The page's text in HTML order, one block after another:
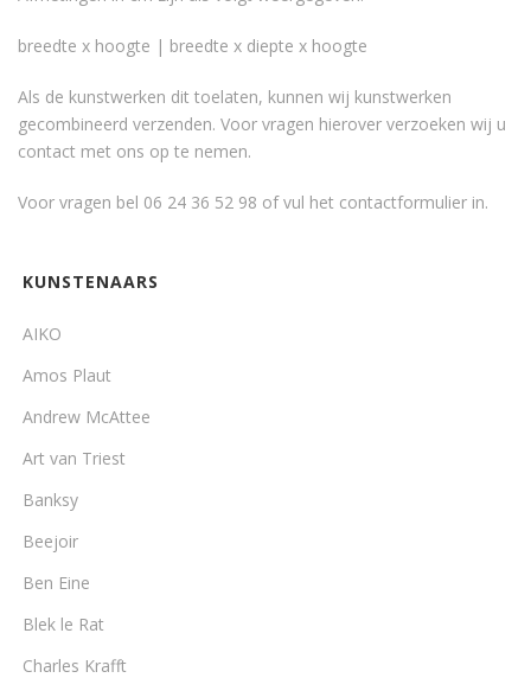
breedte x hoogte | breedte x diepte x hoogte
Als de kunstwerken dit toelaten, kunnen wij kunstwerken
gecombineerd verzenden. Voor vragen hierover verzoeken wij u
contact met ons op te nemen.
Voor vragen bel 06 24 36 52 98 of vul het contactformulier in.
KUNSTENAARS
AIKO
Amos Plaut
Andrew McAttee
Art van Triest
Banksy
Beejoir
Ben Eine
Blek le Rat
Charles Krafft